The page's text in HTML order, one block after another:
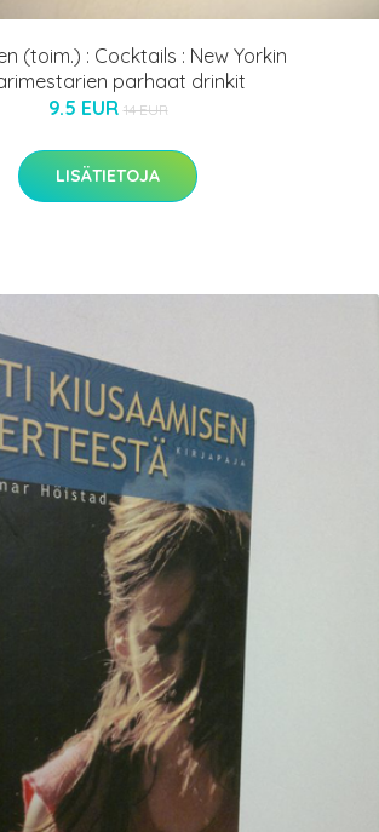
(toim.) : Cocktails : New Yorkin
parhaat drinkit
9.5 EUR 14 EUR
LISÄTIETOJA